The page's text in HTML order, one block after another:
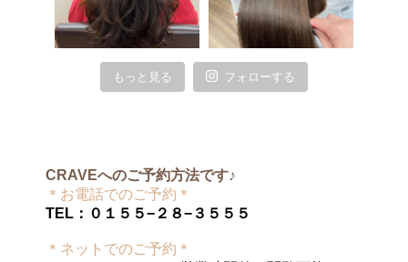
もっと見る フォローする
CRAVEへのご予約方法です♪
＊お電話でのご予約＊
TEL：０１５５−２８−３５５５
＊ネットでのご予約＊